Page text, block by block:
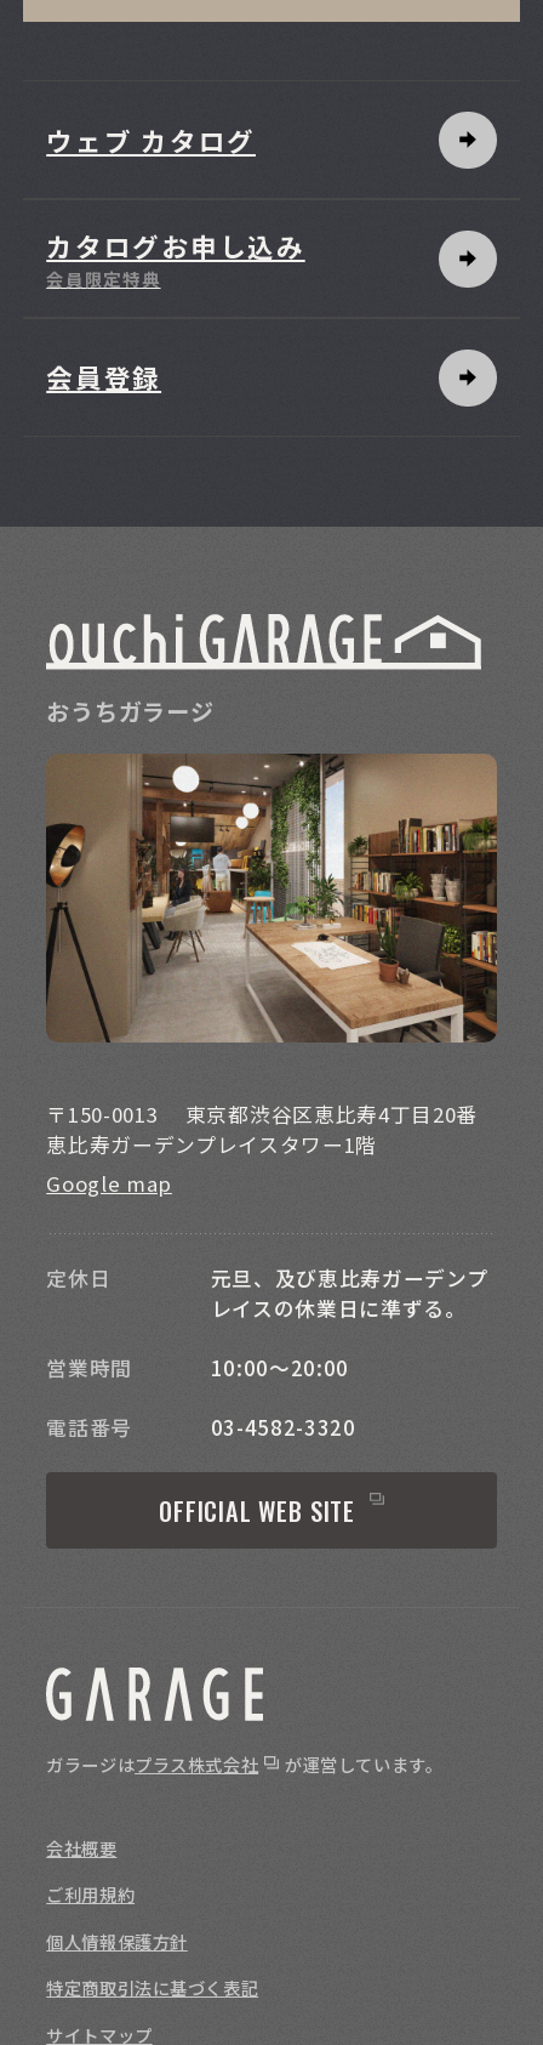
ウェブ カタログ
カタログお申し込み
会員限定特典
会員登録
おうちガラージ
〒150-0013
東京都渋谷区恵比寿4丁目20番
恵比寿ガーデンプレイスタワー1階
Google map
定休日
元旦、及び恵比寿ガーデンプ
レイスの休業日に準ずる。
営業時間 10:00～20:00
電話番号 03-4582-3320
OFFICIAL WEB SITE
ガラージはプラス株式会社 が運営しています。
会社概要
ご利用規約
個人情報保護方針
特定商取引法に基づく表記
サイトマップ